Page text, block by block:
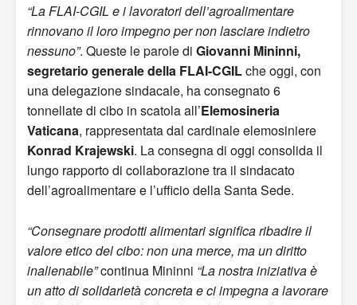
“La FLAI-CGIL e i lavoratori dell’agroalimentare
rinnovano il loro impegno per non lasciare indietro
nessuno”. Queste le parole di Giovanni Mininni,
segretario generale della FLAI-CGILche oggi, con
una delegazione sindacale, ha consegnato 6
tonnellate di cibo in scatola all’Elemosineria
Vaticana, rappresentata dal cardinale elemosiniere
Konrad Krajewski. La consegna di oggi consolida il
lungo rapporto di collaborazione tra il sindacato
dell’agroalimentare e l’ufficio della Santa Sede.
“Consegnare prodotti alimentari significa ribadire il
valore etico del cibo: non una merce, ma un diritto
inalienabile”continua Mininni “La nostra iniziativa è
un atto di solidarietà concreta e ci impegna a lavorare